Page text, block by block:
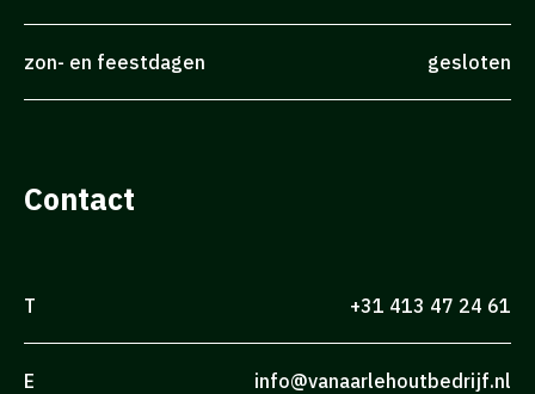
zon- en feestdagen gesloten
Contact
T +31 413 47 24 61
E info@vanaarlehoutbedrijf.nl